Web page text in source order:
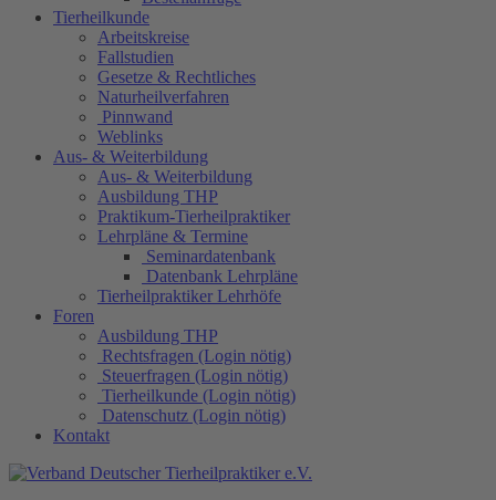
Tierheilkunde
Arbeitskreise
Fallstudien
Gesetze & Rechtliches
Naturheilverfahren
Pinnwand
Weblinks
Aus- & Weiterbildung
Aus- & Weiterbildung
Ausbildung THP
Praktikum-Tierheilpraktiker
Lehrpläne & Termine
Seminardatenbank
Datenbank Lehrpläne
Tierheilpraktiker Lehrhöfe
Foren
Ausbildung THP
Rechtsfragen (Login nötig)
Steuerfragen (Login nötig)
Tierheilkunde (Login nötig)
Datenschutz (Login nötig)
Kontakt